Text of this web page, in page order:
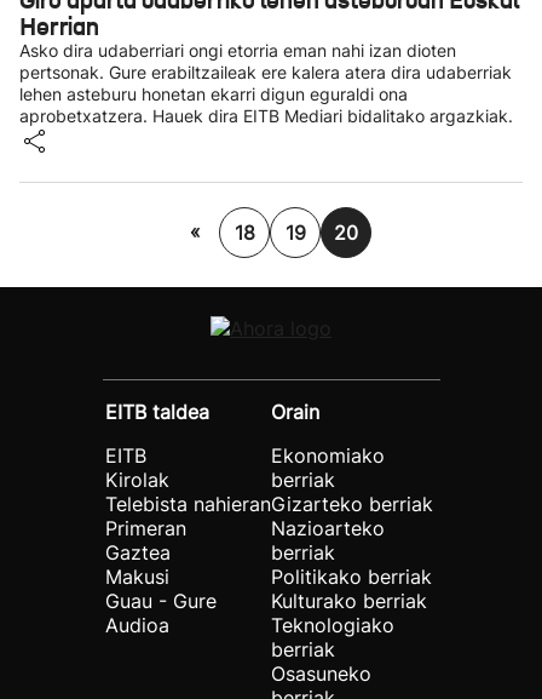
Herrian
Asko dira udaberriari ongi etorria eman nahi izan dioten
pertsonak. Gure erabiltzaileak ere kalera atera dira udaberriak
lehen asteburu honetan ekarri digun eguraldi ona
aprobetxatzera. Hauek dira EITB Mediari bidalitako argazkiak.
« 18 19 20
EITB taldea
EITB
Kirolak
Telebista nahieran
Primeran
Gaztea
Makusi
Guau - Gure
Audioa
Orain
Ekonomiako
berriak
Gizarteko berriak
Nazioarteko
berriak
Politikako berriak
Kulturako berriak
Teknologiako
berriak
Osasuneko